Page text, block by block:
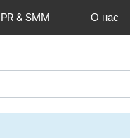
PR & SMM О нас